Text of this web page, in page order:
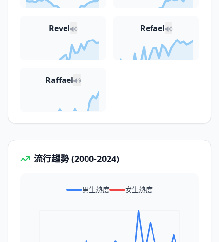
Revel Refael
Raffael
流行趨勢 (2000-2024)
男生熱度 女生熱度